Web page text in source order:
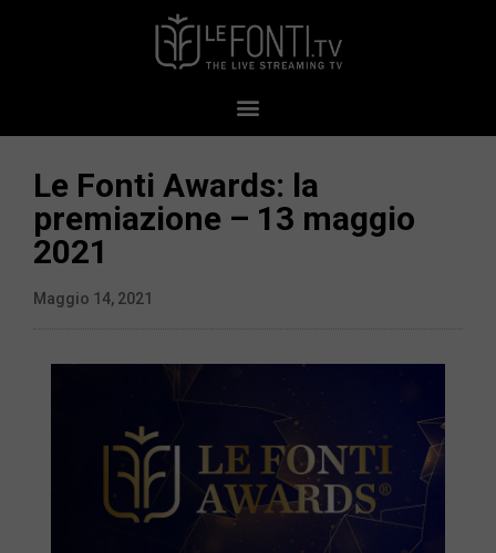
Le Fonti Awards: la
premiazione – 13 maggio
2021
Maggio 14, 2021